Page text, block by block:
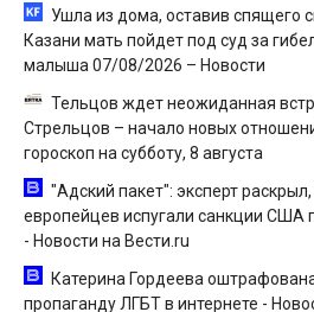
Ушла из дома, оставив спящего
Казани мать пойдет под суд за
малыша 07/08/2026 – Новости
Тельцов ждет неожиданная
Стрельцов – начало новых
гороскоп на субботу, 8 августа
"Адский пакет": эксперт
европейцев испугали санкции США
- Новости на Вести.ru
Катерина Гордеева
пропаганду ЛГБТ в интернете -